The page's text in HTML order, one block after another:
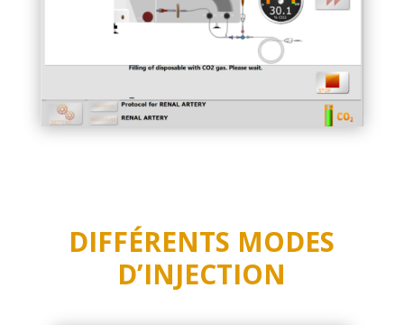
DIFFÉRENTS MODES
D’INJECTION